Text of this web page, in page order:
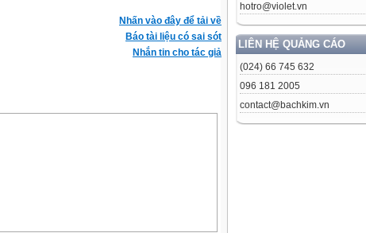
hotro@violet.vn
LIÊN HỆ QUẢNG CÁO
(024) 66 745 632
096 181 2005
contact@bachkim.vn
Nhấn vào đây để tải về
Báo tài liệu có sai sót
Nhắn tin cho tác giả